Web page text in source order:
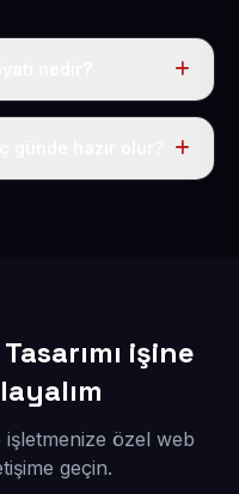
+ KDV. Bu bedele alan
işine
özel web
geçin.